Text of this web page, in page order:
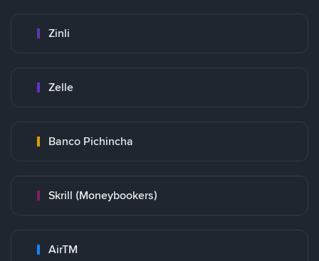
Zinli
Zelle
Banco Pichincha
Skrill (Moneybookers)
AirTM